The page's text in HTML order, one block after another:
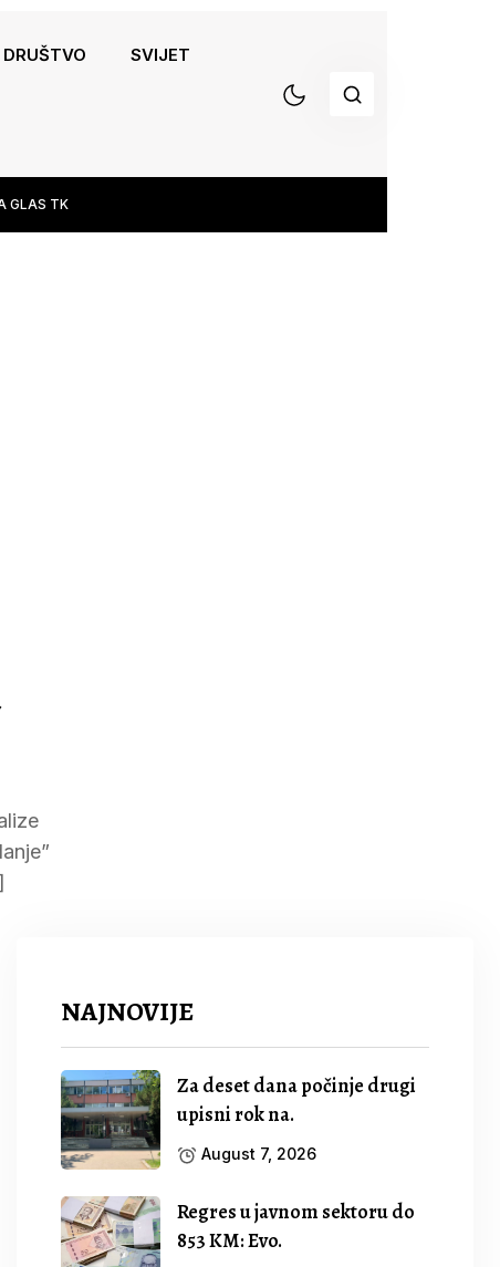
DRUŠTVO SVIJET
GLAS TK
NAJNOVIJE
Za deset dana počinje drugi
upisni rok na.
August 7, 2026
Regres u javnom sektoru do
853 KM: Evo.